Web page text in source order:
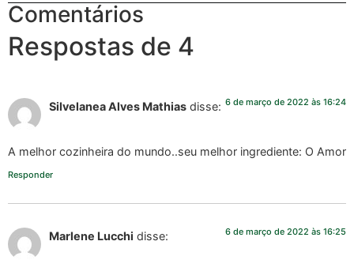
Comentários
Respostas de 4
Silvelanea Alves Mathias disse: 6 de março de 2022 às 16:24
A melhor cozinheira do mundo..seu melhor ingrediente: O Amor
Responder
Marlene Lucchi disse: 6 de março de 2022 às 16:25